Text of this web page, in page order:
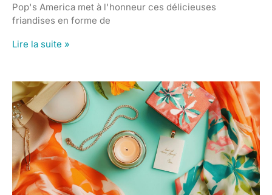
Pop's America met à l'honneur ces délicieuses
friandises en forme de
Lire la suite »